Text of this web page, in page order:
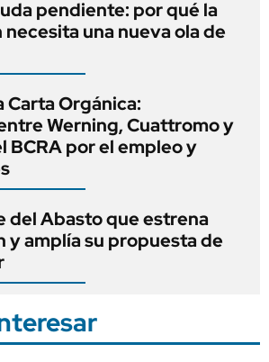
pendiente: por qué la
una nueva ola de
Carta Orgánica:
Werning, Cuattromo y
BCRA por el empleo y
del Abasto que estrena
y amplía su propuesta de